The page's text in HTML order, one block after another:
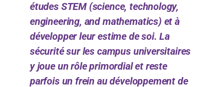
études STEM (science, technology,
engineering, and mathematics) et à
développer leur estime de soi. La
sécurité sur les campus universitaires
y joue un rôle primordial et reste
parfois un frein au développement de